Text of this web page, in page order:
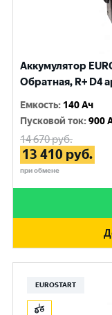
Аккумулятор
Обратная, R+ D4
Емкость: 140 Ач
Пусковой ток:900
14 670руб.
13 410 руб.
при обмене
EUROSTART